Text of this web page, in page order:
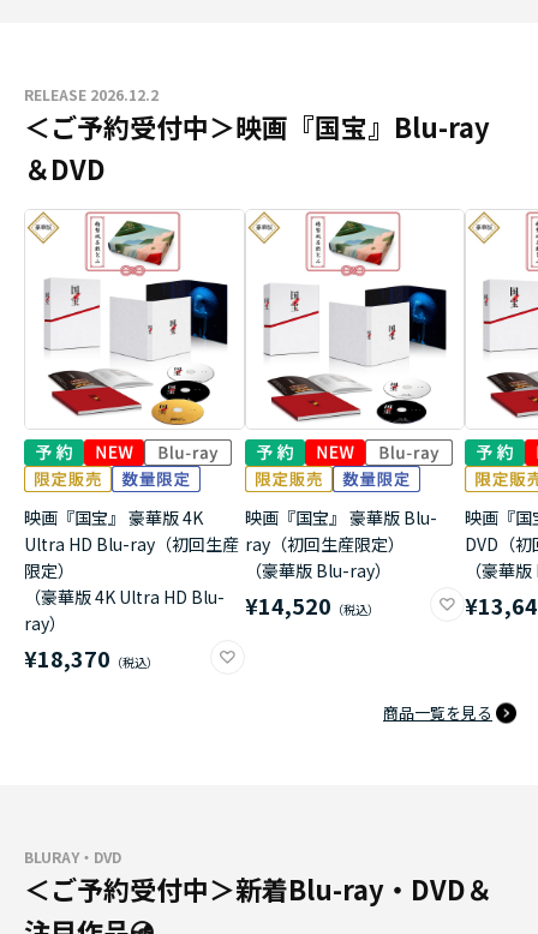
RELEASE 2026.12.2
＜ご予約受付中＞映画『国宝』Blu-ray
＆DVD
映画『国宝』 豪華版 4K
Ultra HD Blu-ray（初回生産
限定）
（豪華版 4K Ultra HD Blu-
ray）
¥18,370
映画『国宝』 豪華版 Blu-
ray（初回生産限定）
（豪華版 Blu-ray）
¥14,520
映画『国
DVD（
（豪華
商品一覧を見る
BLURAY・DVD
＜ご予約受付中＞新着Blu-ray・DVD＆